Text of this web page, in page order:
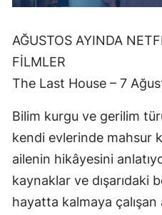
AĞUSTOS AYINDA
FİLMLER
The Last House – 7
Bilim kurgu ve gerilim
kendi evlerinde mahsur
ailenin hikâyesini
kaynaklar ve dışarıdaki
hayatta kalmaya